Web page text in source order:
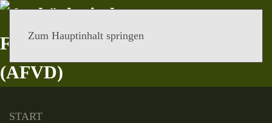
Zum Hauptinhalt springen
START